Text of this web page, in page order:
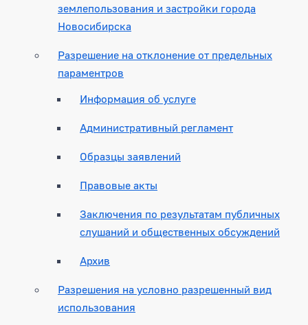
землепользования и застройки города
Новосибирска
Разрешение на отклонение от предельных
параментров
Информация об услуге
Административный регламент
Образцы заявлений
Правовые акты
Заключения по результатам публичных
слушаний и общественных обсуждений
Архив
Разрешения на условно разрешенный вид
использования